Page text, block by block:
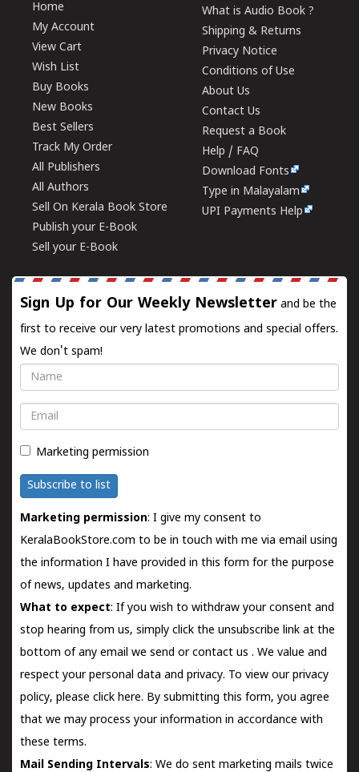
Home
My Account
View Cart
Wish List
Buy Books
New Books
Best Sellers
Track My Order
All Publishers
All Authors
Sell On Kerala Book Store
Publish your E-Book
Sell your E-Book
What is Audio Book ?
Shipping & Returns
Privacy Notice
Conditions of Use
About Us
Contact Us
Request a Book
Help / FAQ
Download Fonts
Type in Malayalam
UPI Payments Help
Sign Up for Our Weekly Newsletter and be the
first to receive our very latest promotions and special offers.
We don't spam!
Name
Email
Marketing permission
Subscribe to list
Marketing permission: I give my consent to
KeralaBookStore.com to be in touch with me via email using
the information I have provided in this form for the purpose
of news, updates and marketing.
What to expect: If you wish to withdraw your consent and
stop hearing from us, simply click the unsubscribe link at the
bottom of any email we send orcontact us . We value and
respect your personal data and privacy. To view our privacy
policy, please click here. By submitting this form, you agree
that we may process your information in accordance with
these terms.
Mail Sending Intervals: We do sent marketing mails twice